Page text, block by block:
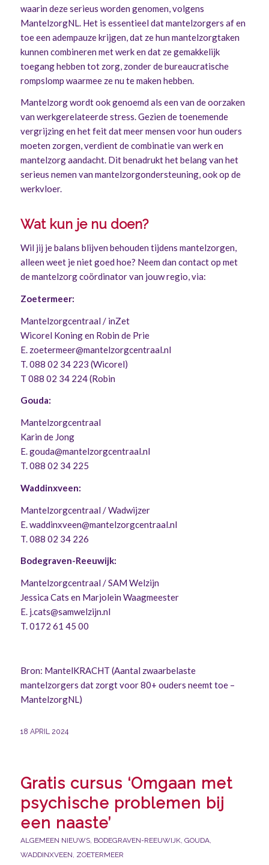
waarin deze serieus worden genomen, volgens
MantelzorgNL. Het is essentieel dat mantelzorgers af en
toe een adempauze krijgen, dat ze hun mantelzorgtaken
kunnen combineren met werk en dat ze gemakkelijk
toegang hebben tot zorg, zonder de bureaucratische
rompslomp waarmee ze nu te maken hebben.
Mantelzorg wordt ook genoemd als een van de oorzaken
van werkgerelateerde stress. Gezien de toenemende
vergrijzing en het feit dat meer mensen voor hun ouders
moeten zorgen, verdient de combinatie van werk en
mantelzorg aandacht. Dit benadrukt het belang van het
serieus nemen van mantelzorgondersteuning, ook op de
werkvloer.
Wat kun je nu doen?
Wil jij je balans blijven behouden tijdens mantelzorgen,
alleen weet je niet goed hoe? Neem dan contact op met
de mantelzorg coördinator van jouw regio, via:
Zoetermeer:
Mantelzorgcentraal / inZet
Wicorel Koning en Robin de Prie
E. zoetermeer@mantelzorgcentraal.nl
T. 088 02 34 223 (Wicorel)
T 088 02 34 224 (Robin
Gouda:
Mantelzorgcentraal
Karin de Jong
E. gouda@mantelzorgcentraal.nl
T. 088 02 34 225
Waddinxveen:
Mantelzorgcentraal / Wadwijzer
E. waddinxveen@mantelzorgcentraal.nl
T. 088 02 34 226
Bodegraven-Reeuwijk:
Mantelzorgcentraal / SAM Welzijn
Jessica Cats en Marjolein Waagmeester
E. j.cats@samwelzijn.nl
T. 0172 61 45 00
Bron: MantelKRACHT (Aantal zwaarbelaste
mantelzorgers dat zorgt voor 80+ ouders neemt toe –
MantelzorgNL )
18 APRIL 2024
Gratis cursus ‘Omgaan met
psychische problemen bij
een naaste’
ALGEMEEN NIEUWS, BODEGRAVEN-REEUWIJK, GOUDA,
WADDINXVEEN, ZOETERMEER